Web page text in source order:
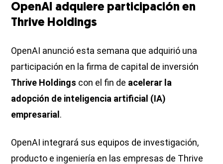
OpenAI adquiere participación en
Thrive Holdings
OpenAI anunció esta semana que adquirió una
participación en la firma de capital de inversión
Thrive Holdings con el fin de acelerar la
adopción de inteligencia artificial (IA)
empresarial.
OpenAI integrará sus equipos de investigación,
producto e ingeniería en las empresas de Thrive